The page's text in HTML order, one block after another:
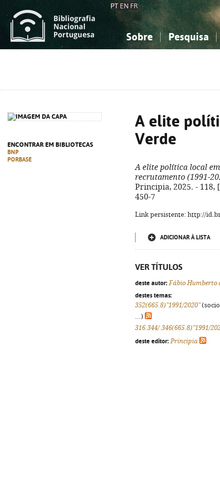
PT EN FR
Sobre Pesquisa
ENCONTRAR EM BIBLIOTECAS
BNP
PORBASE
A elite
Verde
A elite política local
recrutamento (1991-
Principia, 2025. - 118,
450-7
Link persistente: http://
ADICIONAR À LISTA
VER TÍTULOS
deste autor: Fábio Humberto
destes temas:
352(665.8)"1991/2020"
...)
316.344/.346(665.8)"1991/
deste editor: Principia